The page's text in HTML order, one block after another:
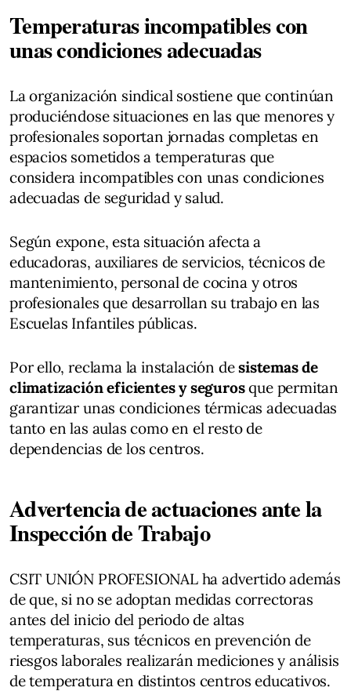
Temperaturas incompatibles con
unas condiciones adecuadas
La organización sindical sostiene que continúan
produciéndose situaciones en las que menores y
profesionales soportan jornadas completas en
espacios sometidos a temperaturas que
considera incompatibles con unas condiciones
adecuadas de seguridad y salud.
Según expone, esta situación afecta a
educadoras, auxiliares de servicios, técnicos de
mantenimiento, personal de cocina y otros
profesionales que desarrollan su trabajo en las
Escuelas Infantiles públicas.
Por ello, reclama la instalación desistemas de
climatización eficientes y segurosque permitan
garantizar unas condiciones térmicas adecuadas
tanto en las aulas como en el resto de
dependencias de los centros.
Advertencia de actuaciones ante la
Inspección de Trabajo
CSIT UNIÓN PROFESIONAL ha advertido además
de que, si no se adoptan medidas correctoras
antes del inicio del periodo de altas
temperaturas, sus técnicos en prevención de
riesgos laborales realizarán mediciones y análisis
de temperatura en distintos centros educativos.